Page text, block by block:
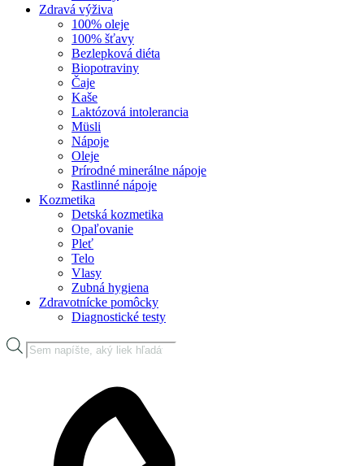
Zdravá výživa
100% oleje
100% šťavy
Bezlepková diéta
Biopotraviny
Čaje
Kaše
Laktózová intolerancia
Müsli
Nápoje
Oleje
Prírodné minerálne nápoje
Rastlinné nápoje
Kozmetika
Detská kozmetika
Opaľovanie
Pleť
Telo
Vlasy
Zubná hygiena
Zdravotnícke pomôcky
Diagnostické testy
Products
search